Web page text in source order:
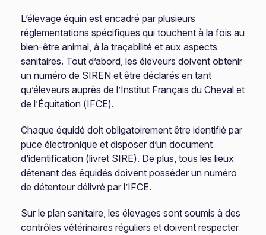
L’élevage équin est encadré par plusieurs
réglementations spécifiques qui touchent à la fois au
bien-être animal, à la traçabilité et aux aspects
sanitaires. Tout d’abord, les éleveurs doivent obtenir
un numéro de SIREN et être déclarés en tant
qu’éleveurs auprès de l’Institut Français du Cheval et
de l’Équitation (IFCE).
Chaque équidé doit obligatoirement être identifié par
puce électronique et disposer d’un document
d’identification (livret SIRE). De plus, tous les lieux
détenant des équidés doivent posséder un numéro
de détenteur délivré par l’IFCE.
Sur le plan sanitaire, les élevages sont soumis à des
contrôles vétérinaires réguliers et doivent respecter